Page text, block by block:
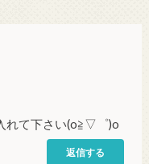
れて下さい(o≧▽゜)o
返信する